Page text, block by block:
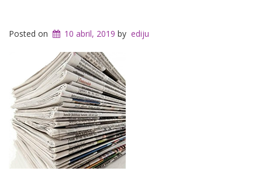
Posted on 10 abril, 2019 by ediju